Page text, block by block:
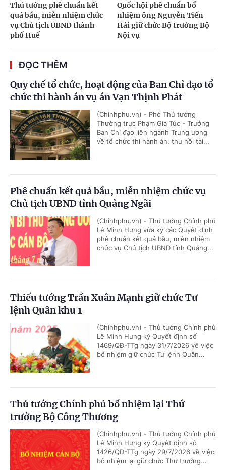
Thủ tướng phê chuẩn kết
quả bầu, miễn nhiệm chức
vụ Chủ tịch UBND thành
phố Huế
Quốc hội phê chuẩn bổ
nhiệm ông Nguyễn Tiến
Hải giữ chức Bộ trưởng Bộ
Nội vụ
ĐỌC THÊM
Quy chế tổ chức, hoạt động của Ban Chỉ đạo tổ
chức thi hành án vụ án Vạn Thịnh Phát
(Chinhphu.vn) - Phó Thủ tướng
Thường trực Phạm Gia Túc - Trưởng
Ban Chỉ đạo liên ngành Trung ương
về tổ chức thi hành án, thu hồi tài...
Phê chuẩn kết quả bầu, miễn nhiệm chức vụ
Chủ tịch UBND tỉnh Quảng Ngãi
(Chinhphu.vn) - Thủ tướng Chính phủ
Lê Minh Hưng vừa ký các Quyết định
phê chuẩn kết quả bầu, miễn nhiệm
chức vụ Chủ tịch UBND tỉnh Quảng...
Thiếu tướng Trần Xuân Mạnh giữ chức Tư
lệnh Quân khu 1
(Chinhphu.vn) - Thủ tướng Chính phủ
Lê Minh Hưng ký Quyết định số
1469/QĐ-TTg ngày 31/7/2026 về việc
bổ nhiệm giữ chức Tư lệnh Quân...
Thủ tướng Chính phủ bổ nhiệm lại Thứ
trưởng Bộ Công Thương
(Chinhphu.vn) - Thủ tướng Chính phủ
Lê Minh Hưng ký Quyết định số
1426/QĐ-TTg ngày 29/7/2026 về việc
bổ nhiệm lại giữ chức Thứ trưởng...